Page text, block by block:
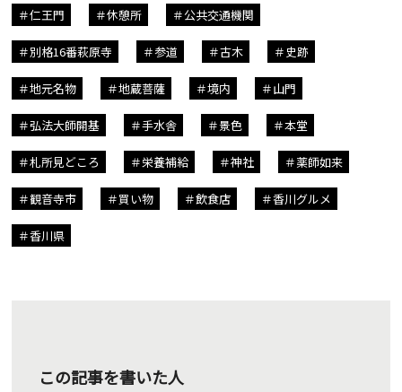
仁王門 休憩所 公共交通機関
別格16番萩原寺 参道 古木 史跡
地元名物 地蔵菩薩 境内 山門
弘法大師開基 手水舎 景色 本堂
札所見どころ 栄養補給 神社 薬師如来
観音寺市 買い物 飲食店 香川グルメ
香川県
この記事を書いた人